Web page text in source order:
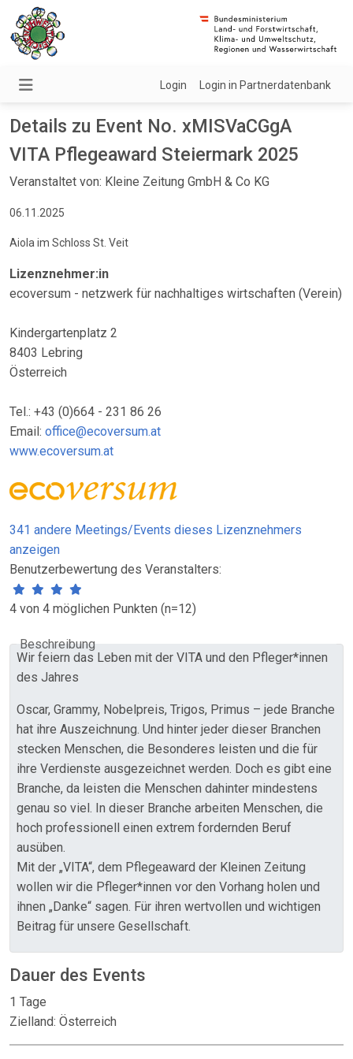
Login Login in Partnerdatenbank
Details zu Event No. xMISVaCGgA
VITA Pflegeaward Steiermark 2025
Veranstaltet von: Kleine Zeitung GmbH & Co KG
06.11.2025
Aiola im Schloss St. Veit
Lizenznehmer:in
ecoversum - netzwerk für nachhaltiges wirtschaften (Verein)
Kindergartenplatz 2
8403 Lebring
Österreich
Tel.: +43 (0)664 - 231 86 26
Email: office@ecoversum.at
www.ecoversum.at
341 andere Meetings/Events dieses Lizenznehmers
anzeigen
Benutzerbewertung des Veranstalters:
4 von 4 möglichen Punkten (n=12)
Beschreibung
Wir feiern das Leben mit der VITA und den Pfleger*innen
des Jahres
Oscar, Grammy, Nobelpreis, Trigos, Primus – jede Branche
hat ihre Auszeichnung. Und hinter jeder dieser Branchen
stecken Menschen, die Besonderes leisten und die für
ihre Verdienste ausgezeichnet werden. Doch es gibt eine
Branche, da leisten die Menschen dahinter mindestens
genau so viel. In dieser Branche arbeiten Menschen, die
hoch professionell einen extrem fordernden Beruf
ausüben.
Mit der „VITA“, dem Pflegeaward der Kleinen Zeitung
wollen wir die Pfleger*innen vor den Vorhang holen und
ihnen „Danke“ sagen. Für ihren wertvollen und wichtigen
Beitrag für unsere Gesellschaft.
Dauer des Events
1 Tage
Zielland: Österreich